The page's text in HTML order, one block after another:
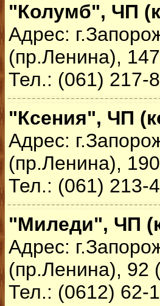
"Колумб", ЧП
Адрес:
(пр.Ленина),
Тел.: (061) 217-
"Ксения", ЧП
Адрес:
(пр.Ленина), 190
Тел.: (061) 213-
"Миледи", ЧП
Адрес:
(пр.Ленина), 92
Тел.: (0612) 62-